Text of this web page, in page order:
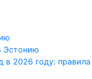
Эстонию
2026 году: правила